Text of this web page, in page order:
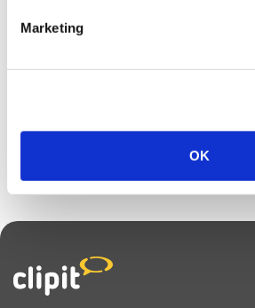
Marketing
OK
Social listening
Social listening is het tracking
merk. Hierbij is een doel om aan de